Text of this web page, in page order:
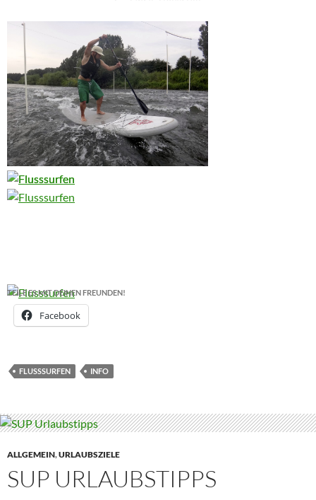
TEILE ES MIT DEINEN FREUNDEN!
Facebook
FLUSSSURFEN INFO
ALLGEMEIN,URLAUBSZIELE
SUP URLAUBSTIPPS